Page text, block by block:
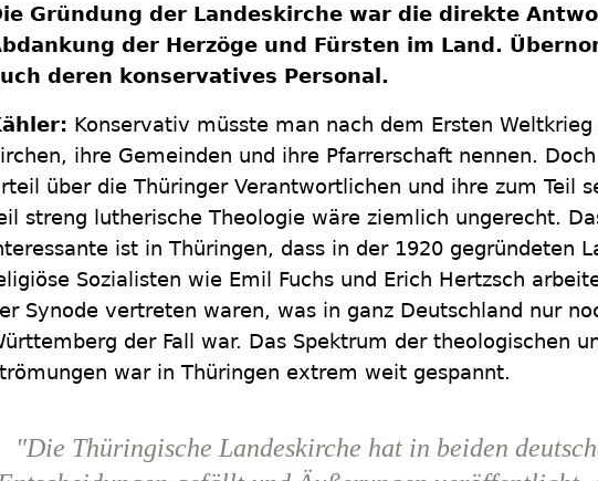
Gründung der Landeskirche war die direkte
der Herzöge und Fürsten im Land.
deren konservatives Personal.
Konservativ müsste man nach dem Ersten
ihre Gemeinden und ihre Pfarrerschaft nennen.
über die Thüringer Verantwortlichen und ihre zum Teil
streng lutherische Theologie wäre ziemlich ungerecht.
ist in Thüringen, dass in der 1920 gegründeten
Sozialisten wie Emil Fuchs und Erich Hertzsch
Synode vertreten waren, was in ganz Deutschland nur
der Fall war. Das Spektrum der theologischen
war in Thüringen extrem weit gespannt.
"Die Thüringische Landeskirche hat in beiden